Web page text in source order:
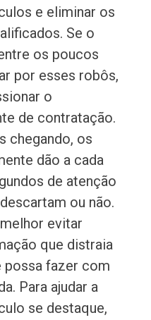
e eliminar os
Se o
os poucos
por esses robôs,
o
de contratação.
chegando, os
dão a cada
de atenção
ou não.
evitar
que distraia
possa fazer com
Para ajudar a
se destaque,